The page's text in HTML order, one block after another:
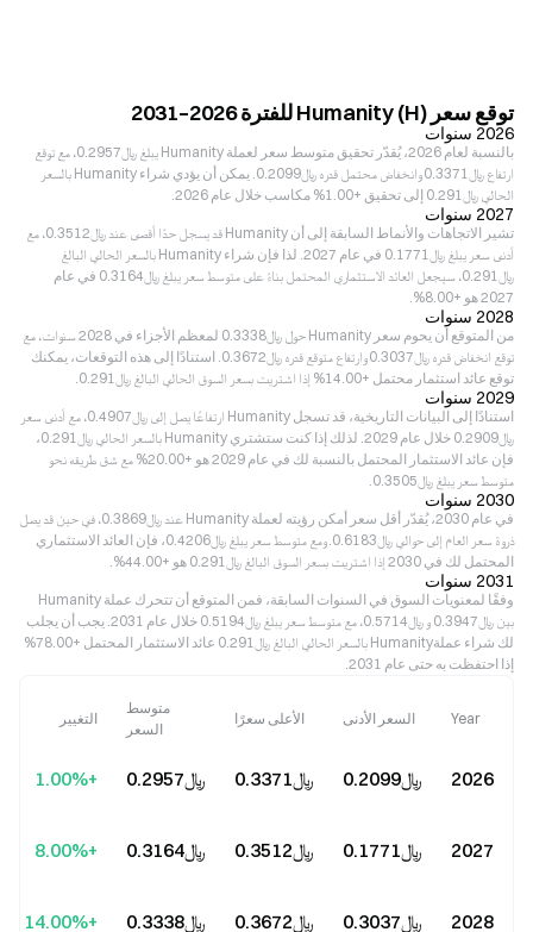
توقع سعر Humanity (H) للفترة 2026–2031
2026 سنوات
بالنسبة لعام 2026، يُقدّر تحقيق متوسط سعر لعملة Humanity يبلغ ﷼‎0.2957، مع توقع
ارتفاع ﷼‎0.3371 وانخفاض محتمل قدره ﷼‎0.2099. يمكن أن يؤدي شراء Humanity بالسعر
الحالي ﷼‎0.291 إلى تحقيق +1.00% مكاسب خلال عام 2026.
2027 سنوات
تشير الاتجاهات والأنماط السابقة إلى أن Humanity قد يسجل حدًا أقصى عند ﷼‎0.3512، مع
أدنى سعر يبلغ ﷼‎0.1771 في عام 2027. لذا فإن شراء Humanity بالسعر الحالي البالغ
﷼‎0.291، سيجعل العائد الاستثماري المحتمل بناءً على متوسط سعر يبلغ ﷼‎0.3164 في عام
2027 هو +8.00%.
2028 سنوات
من المتوقع أن يحوم سعر Humanity حول ﷼‎0.3338 لمعظم الأجزاء في 2028 سنوات، مع
توقع انخفاض قدره ﷼‎0.3037 وارتفاع متوقع قدره ﷼‎0.3672. استنادًا إلى هذه التوقعات، يمكنك
توقع عائد استثمار محتمل +14.00% إذا اشتريت بسعر السوق الحالي البالغ ﷼‎0.291.
2029 سنوات
استنادًا إلى البيانات التاريخية، قد تسجل Humanity ارتفاعًا يصل إلى ﷼‎0.4907، مع أدنى سعر
﷼‎0.2909 خلال عام 2029. لذلك إذا كنت ستشتري Humanity بالسعر الحالي ﷼‎0.291،
فإن عائد الاستثمار المحتمل بالنسبة لك في عام 2029 هو +20.00% مع شق طريقه نحو
متوسط سعر يبلغ ﷼‎0.3505.
2030 سنوات
في عام 2030، يُقدّر أقل سعر أمكن رؤيته لعملة Humanity عند ﷼‎0.3869، في حين قد يصل
ذروة سعر العام إلى حوالي ﷼‎0.6183. ومع متوسط سعر يبلغ ﷼‎0.4206، فإن العائد الاستثماري
المحتمل لك في 2030 إذا اشتريت بسعر السوق البالغ ﷼‎0.291 هو +44.00%.
2031 سنوات
وفقًا لمعنويات السوق في السنوات السابقة، فمن المتوقع أن تتحرك عملة Humanity
بين ﷼‎0.3947 و ﷼‎0.5714، مع متوسط سعر يبلغ ﷼‎0.5194 خلال عام 2031. يجب أن يجلب
لك شراء عملةHumanity بالسعر الحالي البالغ ﷼‎0.291 عائد الاستثمار المحتمل +78.00%
إذا احتفظت به حتى عام 2031.
Year السعر الأدنى الأعلى سعرًا
متوسط
السعر
التغيير
2026 ﷼‎0.2099 ﷼‎0.3371 ﷼‎0.2957 +1.00%
2027 ﷼‎0.1771 ﷼‎0.3512 ﷼‎0.3164 +8.00%
2028 ﷼‎0.3037 ﷼‎0.3672 ﷼‎0.3338 +14.00%